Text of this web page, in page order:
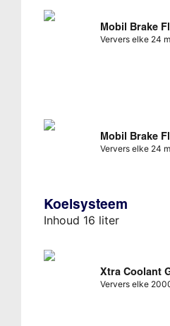
Mobil Brake
Ververs elke 24
Mobil Brake
Ververs elke 24
Koelsysteem
Inhoud 16 liter
Xtra Coolant
Ververs elke